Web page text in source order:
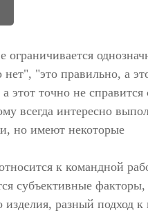
ограничивается
"это правильно, а
этот точно не справится
всегда интересно
но имеют некоторые
к командной
субъективные факторы,
изделия, разный подход